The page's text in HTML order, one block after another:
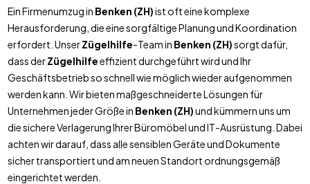
Ein Firmenumzug in Benken (ZH)ist oft eine komplexe
Herausforderung, die eine sorgfältige Planung und Koordination
erfordert. UnserZügelhilfe-Team in Benken (ZH)sorgt dafür,
dass derZügelhilfeeffizient durchgeführt wird und Ihr
Geschäftsbetrieb so schnell wie möglich wieder aufgenommen
werden kann. Wir bieten maßgeschneiderte Lösungen für
Unternehmen jeder Größe in Benken (ZH)und kümmern uns um
die sichere Verlagerung Ihrer Büromöbel und IT-Ausrüstung. Dabei
achten wir darauf, dass alle sensiblen Geräte und Dokumente
sicher transportiert und am neuen Standort ordnungsgemäß
eingerichtet werden.